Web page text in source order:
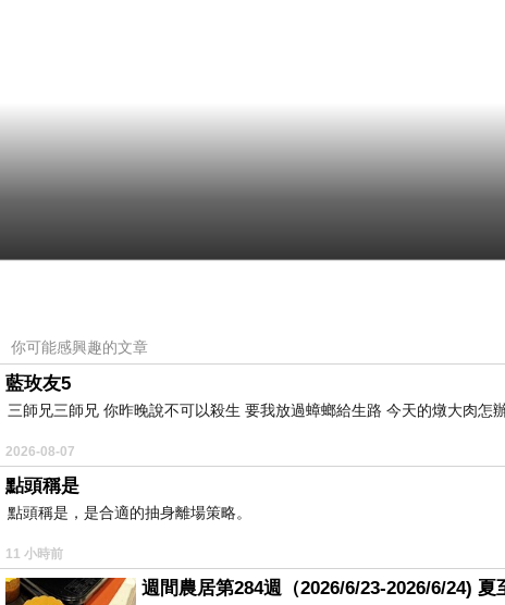
你可能感興趣的文章
藍玫友5
三師兄三師兄 你昨晚說不可以殺生 要我放過蟑螂給生路 今天的燉大肉怎
2026-08-07
點頭稱是
點頭稱是，是合適的抽身離場策略。
11 小時前
週間農居第284週（2026/6/23-2026/6/24)